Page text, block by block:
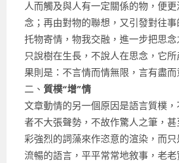
人而觸及與人有一定關係的物，便
念；再由對物的聯想，又引發對往
托物寄情，物我交融，進一步把思念
只說樹在生長，不說人在思念，它
果則是：不言情而情無限，言有盡而
二、質樸“增”情
文章動情的另一個原因是語言質樸
者不大張聲勢，不故作驚人之筆，
彩強烈的詞藻來作恣意的渲染，而只
流暢的語言，平平常常地敘事，老老